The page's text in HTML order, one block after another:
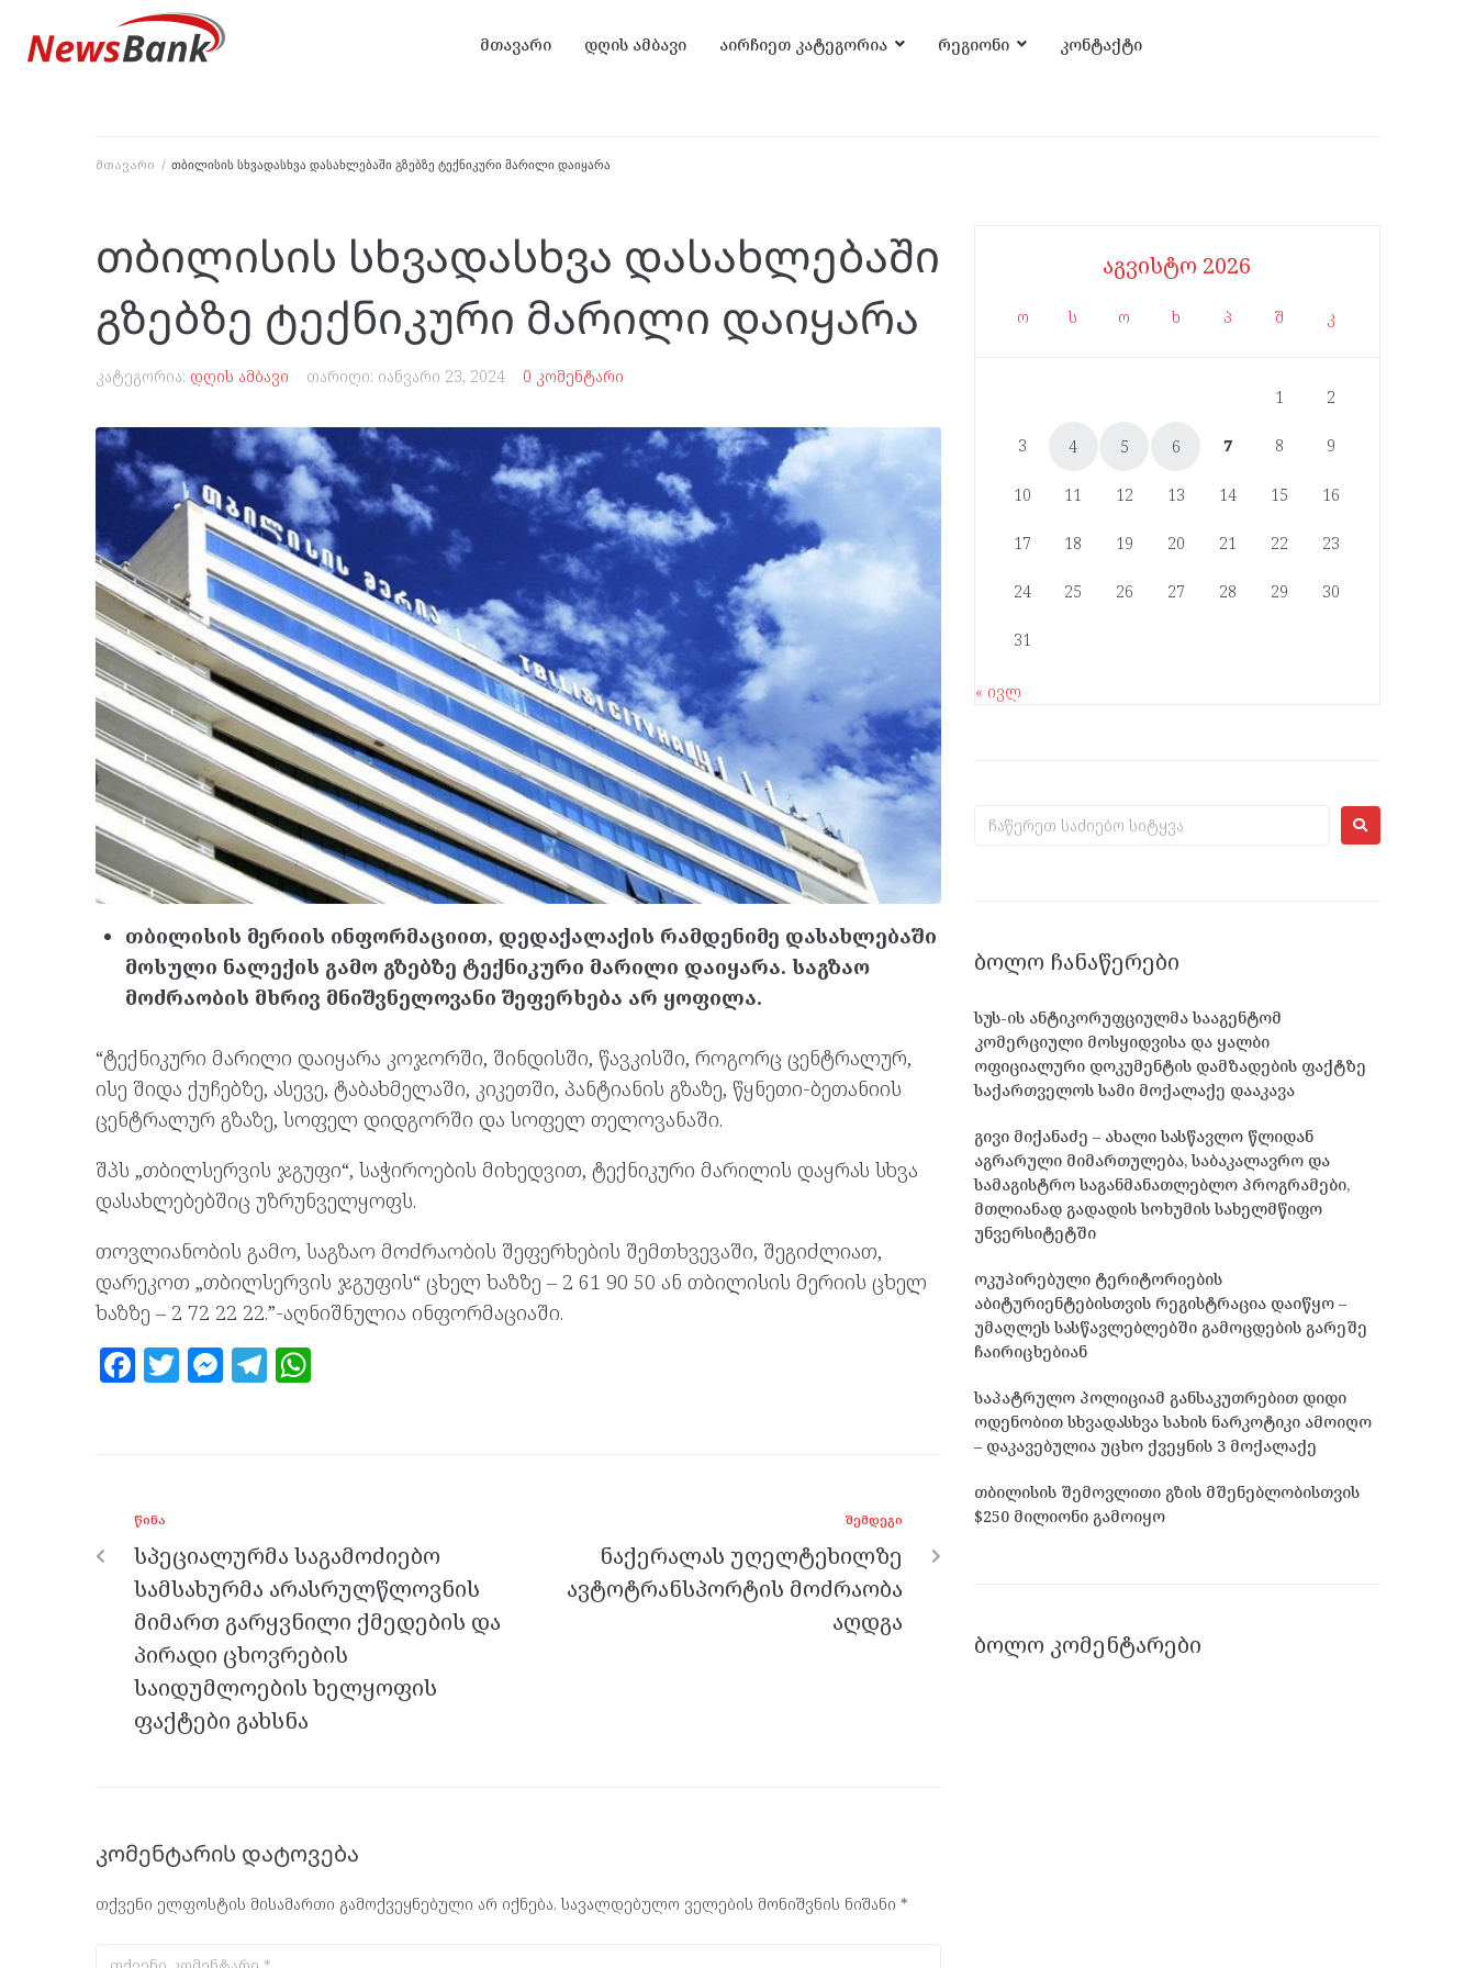
მთავარი დღის ამბავი აირჩიეთ კატეგორია რეგიონი კონტაქტი
მთავარი / თბილისის სხვადასხვა დასახლებაში გზებზე ტექნიკური მარილი დაიყარა
თბილისის სხვადასხვა დასახლებაში
გზებზე ტექნიკური მარილი დაიყარა
კატეგორია: დღის ამბავი თარიღი: იანვარი 23, 2024 0 კომენტარი
თბილისის მერიის ინფორმაციით, დედაქალაქის რამდენიმე დასახლებაში
მოსული ნალექის გამო გზებზე ტექნიკური მარილი დაიყარა. საგზაო
მოძრაობის მხრივ მნიშვნელოვანი შეფერხება არ ყოფილა.
“ტექნიკური მარილი დაიყარა კოჯორში, შინდისში, წავკისში, როგორც ცენტრალურ,
ისე შიდა ქუჩებზე, ასევე, ტაბახმელაში, კიკეთში, პანტიანის გზაზე, წყნეთი-ბეთანიის
ცენტრალურ გზაზე, სოფელ დიდგორში და სოფელ თელოვანაში.
შპს „თბილსერვის ჯგუფი“, საჭიროების მიხედვით, ტექნიკური მარილის დაყრას სხვა
დასახლებებშიც უზრუნველყოფს.
თოვლიანობის გამო, საგზაო მოძრაობის შეფერხების შემთხვევაში, შეგიძლიათ,
დარეკოთ „თბილსერვის ჯგუფის“ ცხელ ხაზზე – 2 61 90 50 ან თბილისის მერიის ცხელ
ხაზზე – 2 72 22 22.”-აღნიშნულია ინფორმაციაში.
F
o
o
k
T M
er
T
m p
p
ᲬᲘᲜᲐ
სპეციალურმა საგამოძიებო
სამსახურმა არასრულწლოვნის
მიმართ გარყვნილი ქმედების და
პირადი ცხოვრების
საიდუმლოების ხელყოფის
ფაქტები გახსნა
ᲨᲔᲛᲓᲔᲒᲘ
ნაქერალას უღელტეხილზე
ავტოტრანსპორტის მოძრაობა
აღდგა
კომენტარის დატოვება
თქვენი ელფოსტის მისამართი გამოქვეყნებული არ იქნება. სავალდებულო ველების მონიშვნის ნიშანი *
აგვისტო 2026
ო ს ო ხ პ შ კ
1 2
3 4 5 6 7 8 9
10 11 12 13 14 15 16
17 18 19 20 21 22 23
24 25 26 27 28 29 30
31
« ივლ
ᲑᲝᲚᲝ ᲩᲐᲜᲐᲬᲔᲠᲔᲑᲘ
სუს-ის ანტიკორუფციულმა სააგენტომ
კომერციული მოსყიდვისა და ყალბი
ოფიციალური დოკუმენტის დამზადების ფაქტზე
საქართველოს სამი მოქალაქე დააკავა
გივი მიქანაძე – ახალი სასწავლო წლიდან
აგრარული მიმართულება, საბაკალავრო და
სამაგისტრო საგანმანათლებლო პროგრამები,
მთლიანად გადადის სოხუმის სახელმწიფო
უნვერსიტეტში
ოკუპირებული ტერიტორიების
აბიტურიენტებისთვის რეგისტრაცია დაიწყო –
უმაღლეს სასწავლებლებში გამოცდების გარეშე
ჩაირიცხებიან
საპატრულო პოლიციამ განსაკუთრებით დიდი
ოდენობით სხვადასხვა სახის ნარკოტიკი ამოიღო
– დაკავებულია უცხო ქვეყნის 3 მოქალაქე
თბილისის შემოვლითი გზის მშენებლობისთვის
$250 მილიონი გამოიყო
ᲑᲝᲚᲝ ᲙᲝᲛᲔᲜᲢᲐᲠᲔᲑᲘ